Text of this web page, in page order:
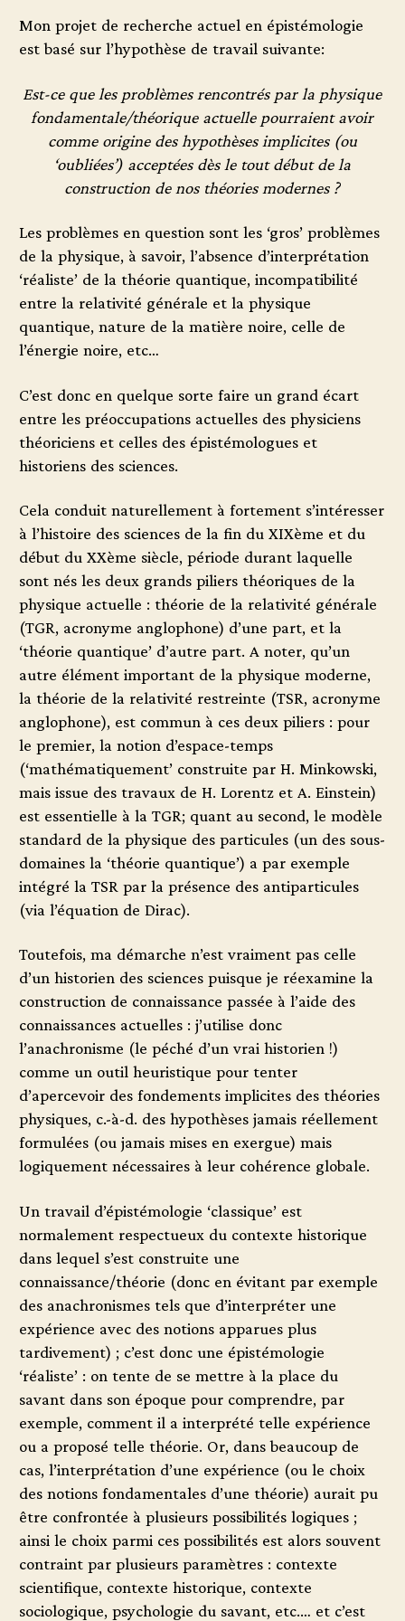
Mon projet de recherche actuel en épistémologie
est basé sur l’hypothèse de travail suivante:
Est-ce que les problèmes rencontrés par la physique
fondamentale/théorique actuelle pourraient avoir
comme origine des hypothèses implicites (ou
‘oubliées’) acceptées dès le tout début de la
construction de nos théories modernes ?
Les problèmes en question sont les ‘gros’ problèmes
de la physique, à savoir, l’absence d’interprétation
‘réaliste’ de la théorie quantique, incompatibilité
entre la relativité générale et la physique
quantique, nature de la matière noire, celle de
l’énergie noire, etc…
C’est donc en quelque sorte faire un grand écart
entre les préoccupations actuelles des physiciens
théoriciens et celles des épistémologues et
historiens des sciences.
Cela conduit naturellement à fortement s’intéresser
à l’histoire des sciences de la fin du XIXème et du
début du XXème siècle, période durant laquelle
sont nés les deux grands piliers théoriques de la
physique actuelle : théorie de la relativité générale
(TGR, acronyme anglophone) d’une part, et la
‘théorie quantique’ d’autre part. A noter, qu’un
autre élément important de la physique moderne,
la théorie de la relativité restreinte (TSR, acronyme
anglophone), est commun à ces deux piliers : pour
le premier, la notion d’espace-temps
(‘mathématiquement’ construite par H. Minkowski,
mais issue des travaux de H. Lorentz et A. Einstein)
est essentielle à la TGR; quant au second, le modèle
standard de la physique des particules (un des sous-
domaines la ‘théorie quantique’) a par exemple
intégré la TSR par la présence des antiparticules
(via l’équation de Dirac).
Toutefois, ma démarche n’est vraiment pas celle
d’un historien des sciences puisque je réexamine la
construction de connaissance passée à l’aide des
connaissances actuelles : j’utilise donc
l’anachronisme (le péché d’un vrai historien !)
comme un outil heuristique pour tenter
d’apercevoir des fondements implicites des théories
physiques, c.-à-d. des hypothèses jamais réellement
formulées (ou jamais mises en exergue) mais
logiquement nécessaires à leur cohérence globale.
Un travail d’épistémologie ‘classique’ est
normalement respectueux du contexte historique
dans lequel s’est construite une
connaissance/théorie (donc en évitant par exemple
des anachronismes tels que d’interpréter une
expérience avec des notions apparues plus
tardivement) ; c’est donc une épistémologie
‘réaliste’ : on tente de se mettre à la place du
savant dans son époque pour comprendre, par
exemple, comment il a interprété telle expérience
ou a proposé telle théorie. Or, dans beaucoup de
cas, l’interprétation d’une expérience (ou le choix
des notions fondamentales d’une théorie) aurait pu
être confrontée à plusieurs possibilités logiques ;
ainsi le choix parmi ces possibilités est alors souvent
contraint par plusieurs paramètres : contexte
scientifique, contexte historique, contexte
sociologique, psychologie du savant, etc.… et c’est